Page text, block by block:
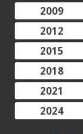
2009
2012
2015
2018
2021
2024